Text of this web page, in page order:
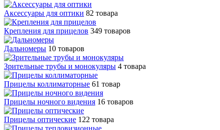
Аксессуары для оптики 82 товара
Крепления для прицелов 349 товаров
Дальномеры 10 товаров
Зрительные трубы и монокуляры 4 товара
Прицелы коллиматорные 61 товар
Прицелы ночного видения 16 товаров
Прицелы оптические 122 товара